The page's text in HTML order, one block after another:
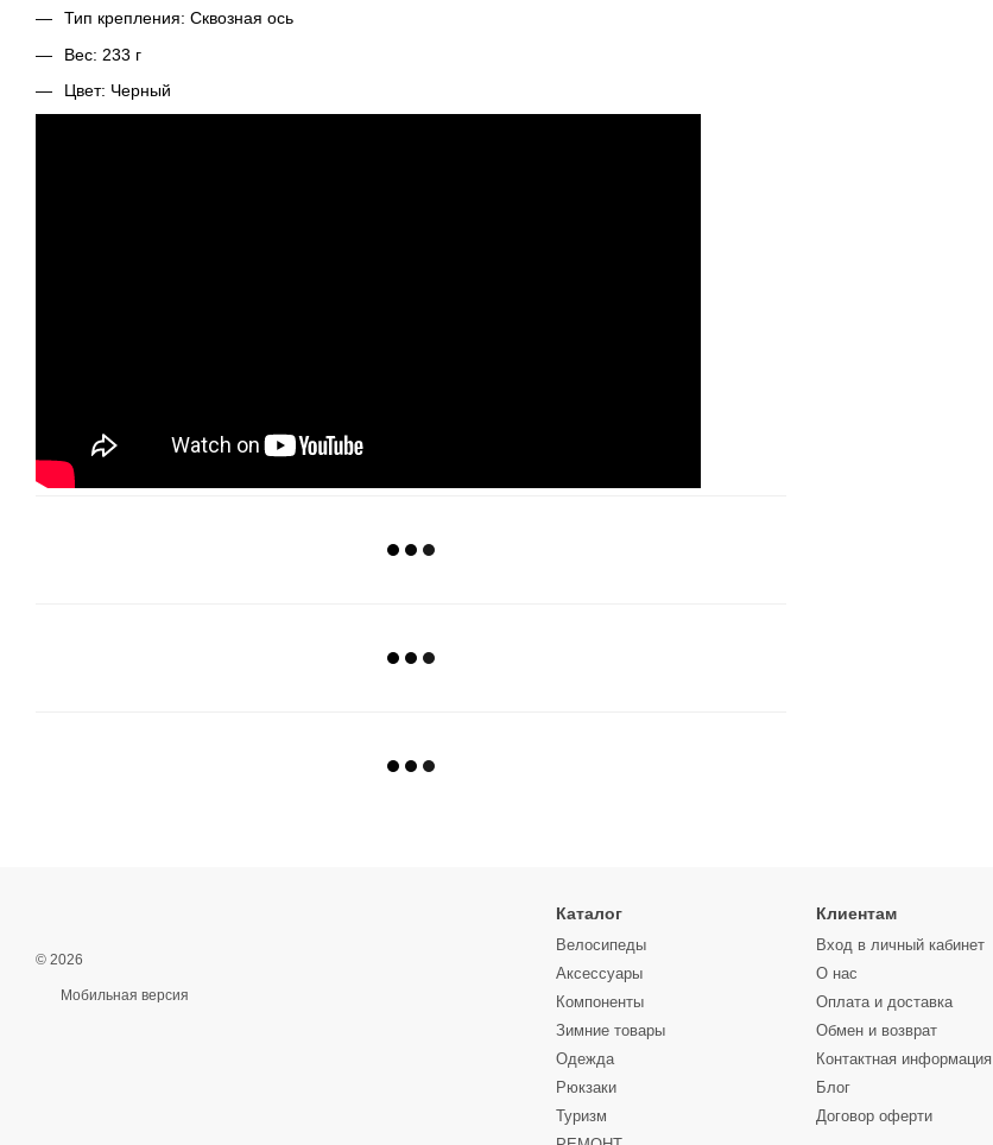
Тип крепления: Сквозная ось
Вес: 233 г
Цвет: Черный
© 2026
Мобильная версия
Каталог
Велосипеды
Аксессуары
Компоненты
Зимние товары
Одежда
Рюкзаки
Туризм
Клиентам
Вход в личный кабинет
О нас
Оплата и доставка
Обмен и возврат
Контактная информация
Блог
Договор оферти